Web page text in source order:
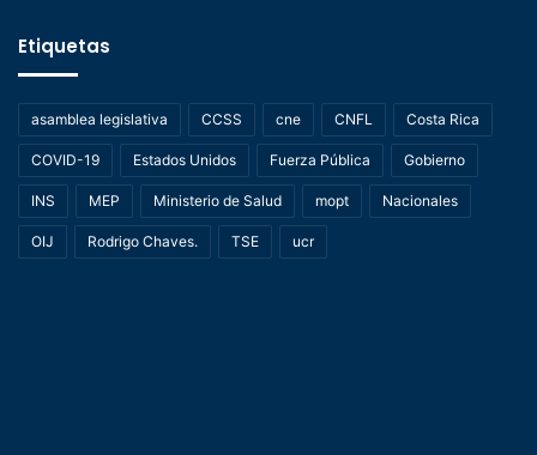
Etiquetas
asamblea legislativa CCSS cne CNFL Costa Rica
COVID-19 Estados Unidos Fuerza Pública Gobierno
INS MEP Ministerio de Salud mopt Nacionales
OIJ Rodrigo Chaves. TSE ucr